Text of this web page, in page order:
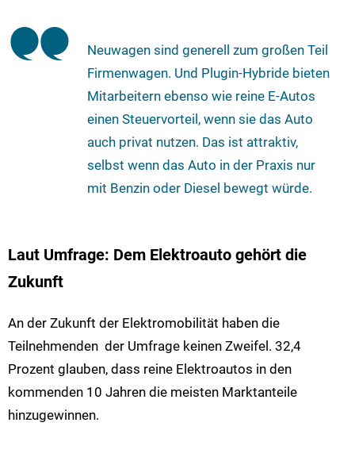
Neuwagen sind generell zum großen Teil
Firmenwagen. Und Plugin-Hybride bieten
Mitarbeitern ebenso wie reine E-Autos
einen Steuervorteil, wenn sie das Auto
auch privat nutzen. Das ist attraktiv,
selbst wenn das Auto in der Praxis nur
mit Benzin oder Diesel bewegt würde.
Laut Umfrage: Dem Elektroauto gehört die
Zukunft
An der Zukunft der Elektromobilität haben die
Teilnehmenden der Umfrage keinen Zweifel. 32,4
Prozent glauben, dass reine Elektroautos in den
kommenden 10 Jahren die meisten Marktanteile
hinzugewinnen.